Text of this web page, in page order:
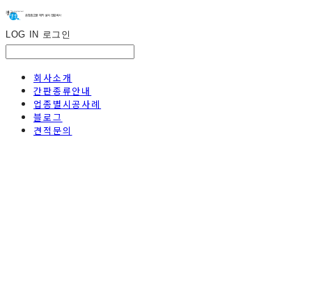
LOG IN 로그인
회사소개
간판종류안내
업종별시공사례
블로그
견적문의